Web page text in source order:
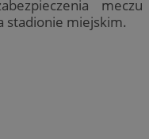
meczu
stadionie miejskim.